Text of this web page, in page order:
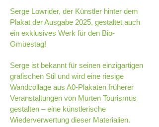
Serge Lowrider, der Künstler hinter dem
Plakat der Ausgabe 2025, gestaltet auch
ein exklusives Werk für den Bio-
Gmüestag!
Serge ist bekannt für seinen einzigartigen
grafischen Stil und wird eine riesige
Wandcollage aus A0-Plakaten früherer
Veranstaltungen von Murten Tourismus
gestalten – eine künstlerische
Wiederverwertung dieser Materialien.